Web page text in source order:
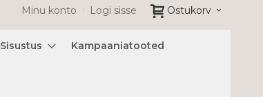
Ostukorv
Minu konto Logi sisse
Sisustus Kampaaniatooted